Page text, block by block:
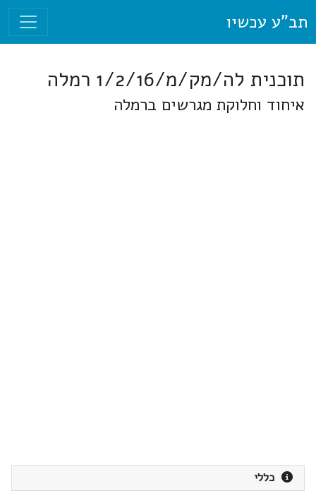
תב"ע עכשיו
תוכנית לה/מק/מ/1/2/16 רמלה
איחוד וחלוקת מגרשים ברמלה
כללי